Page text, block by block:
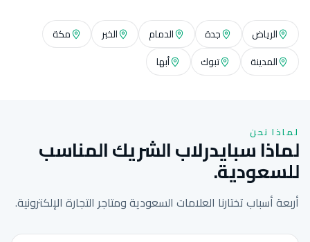
الرياض جدة الدمام الخبر
مكة
المدينة
تبوك أبها
لماذا نحن
لماذا سبايدرلاب الشريك المناسب
للسعودية.
أربعة أسباب تختارنا العلامات السعودية ومتاجر التجارة الإلكترونية.